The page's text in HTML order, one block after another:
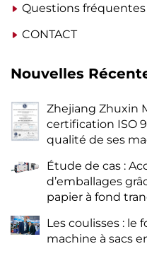
Questions fréquentes
CONTACT
Nouvelles
Zhejiang Zhuxin
certification ISO
qualité de ses
Étude de cas :
d’emballages
papier à fond
Les coulisses :
machine à sacs